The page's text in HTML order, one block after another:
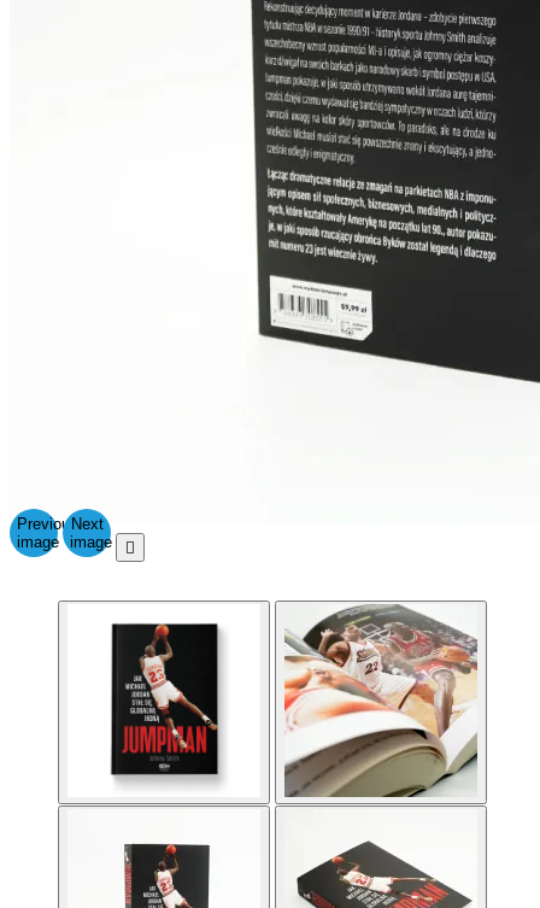
Previous
image
Next
image
